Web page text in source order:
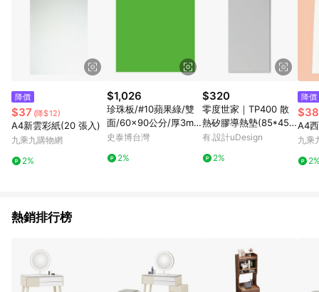
位、贈品與台灣樂天市場銷售網頁不符，以銷售網頁標示為準。
(6) 導購訂單已逾 365 天，根據台灣樂天回饋規定，逾期訂單將
點數回饋或點數回饋有爭議，台灣樂天市場保有更改條款與法律
追訴之權利，活動詳情以樂天市場網站公告為準。
降價
$37 (降$12)
A4新雲彩紙(20 張入)
九乘九購物網
2%
$1,026
珍珠板/#10蘋果綠/雙
面/60x90公分/厚3m
m/10片/束
史泰博台灣
2%
$320
零度世家｜TP400 散
熱矽膠導熱墊(85*45m
m) - 厚0.5mm 導熱膠
熱膠片
有.設計uDesign
2%
降價
$38
A4
九乘
熱銷排行榜